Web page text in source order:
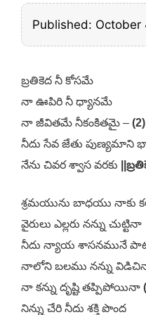
Published: October
బ్రతికెద నీ కోసమే
నా ఊపిరి నీ ధ్యానమే
నా జీవితమే నీకంకితమై – (2)
నీదు సేవ జేతు పుణ్యమాని
నేను చివర శ్వాస వరకు
శ్రమయును బాధయు నాకు
వైరులు ఎల్లరు నన్ను చుట్టినా
నీదు న్యాయ శాసనమునే
నాలోని బలము నన్ను
నా కన్ను దృష్టి తప్పిపోయినా
నిన్ను చేరి నీదు శక్తి పొంద